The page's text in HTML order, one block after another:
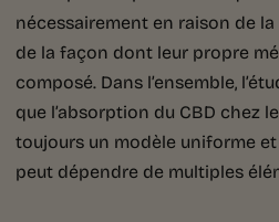
nécessairement en raison de
de la façon dont leur propre
composé. Dans l’ensemble,
que l’absorption du CBD chez
toujours un modèle uniforme
peut dépendre de multiples